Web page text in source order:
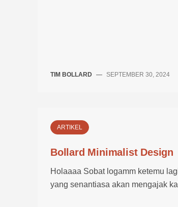
TIM BOLLARD — SEPTEMBER 30, 2024
ARTIKEL
Bollard Minimalist Design
Holaaaa Sobat logamm ketemu
yang senantiasa akan mengajak